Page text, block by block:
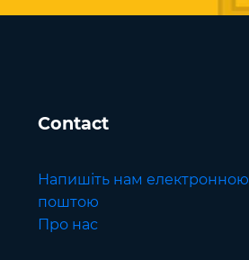
Contact
Напишіть нам електронною
поштою
Про нас